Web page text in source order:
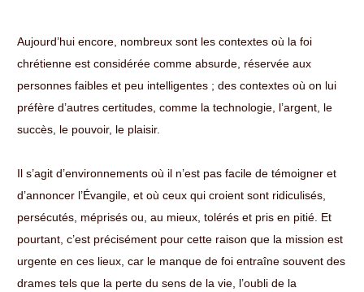
Aujourd’hui encore, nombreux sont les contextes où la foi
chrétienne est considérée comme absurde, réservée aux
personnes faibles et peu intelligentes ; des contextes où on lui
préfère d’autres certitudes, comme la technologie, l’argent, le
succès, le pouvoir, le plaisir.
Il s’agit d’environnements où il n’est pas facile de témoigner et
d’annoncer l’Évangile, et où ceux qui croient sont ridiculisés,
persécutés, méprisés ou, au mieux, tolérés et pris en pitié. Et
pourtant, c’est précisément pour cette raison que la mission est
urgente en ces lieux, car le manque de foi entraîne souvent des
drames tels que la perte du sens de la vie, l’oubli de la